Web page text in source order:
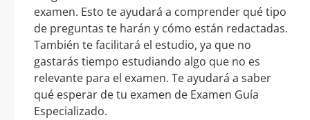
examen. Esto te ayudará a comprender qué tipo
de preguntas te harán y cómo están redactadas.
También te facilitará el estudio, ya que no
gastarás tiempo estudiando algo que no es
relevante para el examen. Te ayudará a saber
qué esperar de tu examen de Examen Guía
Especializado.